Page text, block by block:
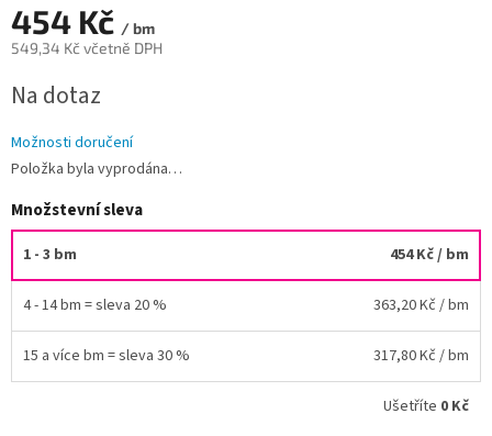
454 Kč / bm
549,34 Kč včetně DPH
cena:
Na dotaz
Možnosti doručení
Položka byla vyprodána…
Množstevní sleva
1 - 3 bm 454 Kč/ bm
4 - 14 bm = sleva 20 % 363,20 Kč / bm
15 a více bm = sleva 30 % 317,80 Kč / bm
Ušetříte 0 Kč